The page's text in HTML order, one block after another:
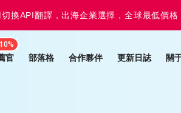
換API翻譯，出海企業選擇，全球最低價格
官 部落格 合作夥伴 更新日誌 關